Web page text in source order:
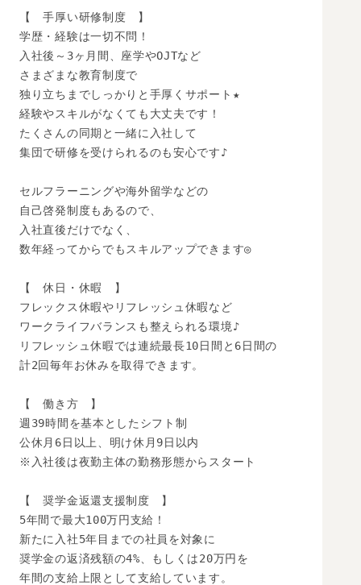
【　手厚い研修制度　】
学歴・経験は一切不問！
入社後～3ヶ月間、座学やOJTなど
さまざまな教育制度で
独り立ちまでしっかりと手厚くサポート★
経験やスキルがなくても大丈夫です！
たくさんの同期と一緒に入社して
集団で研修を受けられるのも安心です♪
セルフラーニングや海外留学などの
自己啓発制度もあるので、
入社直後だけでなく、
数年経ってからでもスキルアップできます◎
【　休日・休暇　】
フレックス休暇やリフレッシュ休暇など
ワークライフバランスも整えられる環境♪
リフレッシュ休暇では連続最長10日間と6日間の
計2回毎年お休みを取得できます。
【　働き方　】
週39時間を基本としたシフト制
公休月6日以上、明け休月9日以内
※入社後は夜勤主体の勤務形態からスタート
【　奨学金返還支援制度　】
5年間で最大100万円支給！
新たに入社5年目までの社員を対象に
奨学金の返済残額の4%、もしくは20万円を
年間の支給上限として支給しています。